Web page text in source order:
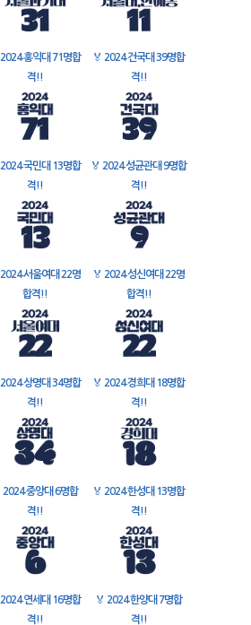
2024 홍익대 71명합
격!!
🏅 2024 건국대 39명합
격!!
2024 국민대 13명합
격!!
🏅 2024 성균관대 9명합
격!!
2024 서울여대 22명
합격!!
🏅 2024 성신여대 22명
합격!!
2024 상명대 34명합
격!!
🏅 2024 경희대 18명합
격!!
2024 중앙대 6명합
격!!
🏅 2024 한성대 13명합
격!!
2024 연세대 16명합
격!!
🏅 2024 한양대 7명합
격!!